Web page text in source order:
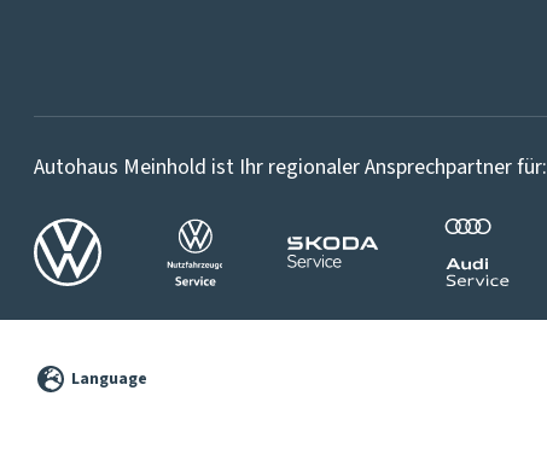
Autohaus Meinhold ist Ihr regionaler Ansprechpartner für:
2026
Pixelbrand
Language